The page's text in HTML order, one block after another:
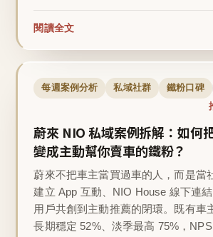
閱讀全文
每週案例分析 私域社群 鐵粉口碑
蔚來 NIO 私域案例拆解：如何
變成主動幫你賣車的鐵粉？
蔚來不把車主當買過車的人，而是當
建立 App 互動、NIO House 線下連結
用戶共創到主動推薦的閉環。既有車
長期穩定 52%、淡季最高 75%，NPS